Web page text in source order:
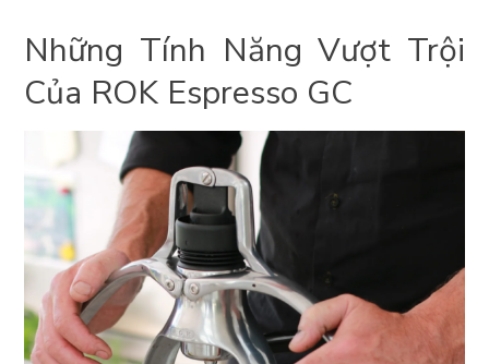
Những Tính Năng Vượt Trội
Của ROK Espresso GC